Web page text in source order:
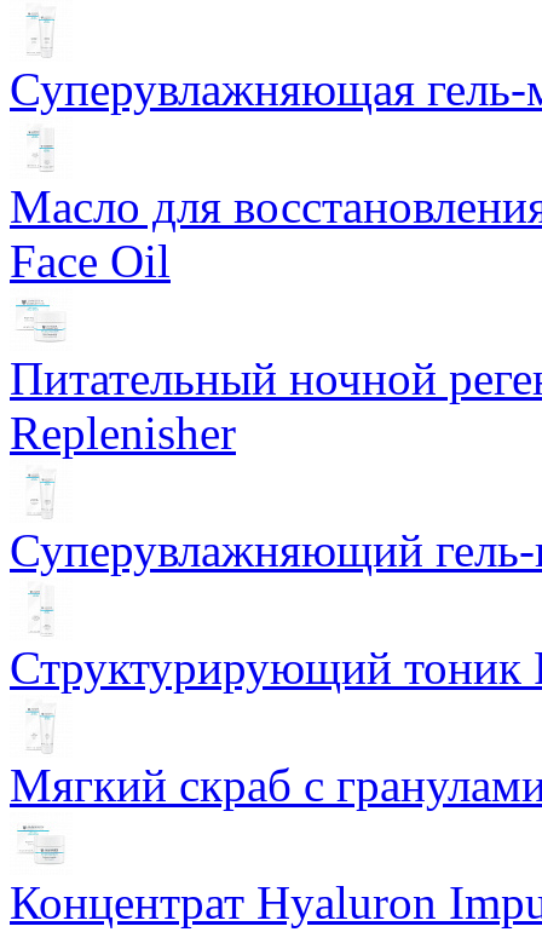
Суперувлажняющая
Масло для
Face Oil
Питательный ночной
Replenisher
Суперувлажняющий
Структурирующий тоник
Мягкий скраб с
Концентрат Hyaluron